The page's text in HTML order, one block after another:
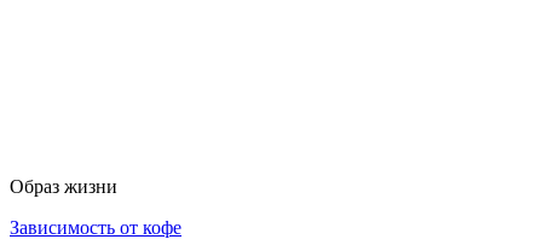
Образ жизни
Зависимость от кофе